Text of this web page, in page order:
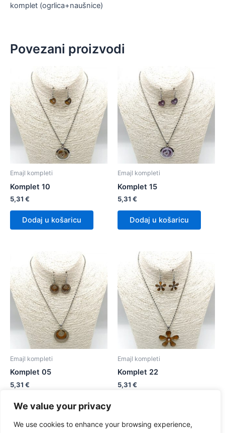
We value your privacy
We use cookies to enhance your browsing experience,
komplet (ogrlica+naušnice)
Povezani proizvodi
Emajl kompleti
Komplet 10
5,31 €
Dodaj u košaricu
Emajl kompleti
Komplet 15
5,31 €
Dodaj u košaricu
Emajl kompleti
Komplet 05
5,31 €
Dodaj u košaricu
Emajl kompleti
Komplet 22
5,31 €